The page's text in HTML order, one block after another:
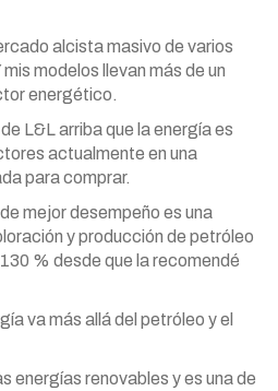
alcista masivo de varios
modelos llevan más de un
energético.
L&L arriba que la energía es
actualmente en una
para comprar.
mejor desempeño es una
y producción de petróleo
% desde que la recomendé
va más allá del petróleo y el
energías renovables y es una de